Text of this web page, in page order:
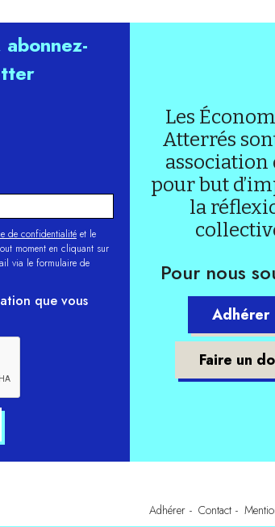
de confidentialité et le
moment en cliquant sur
via le formulaire de
que vous
Les
Atterrés
association
pour but
la
Pour nous
Adhérer
Faire un
Adhérer Contact